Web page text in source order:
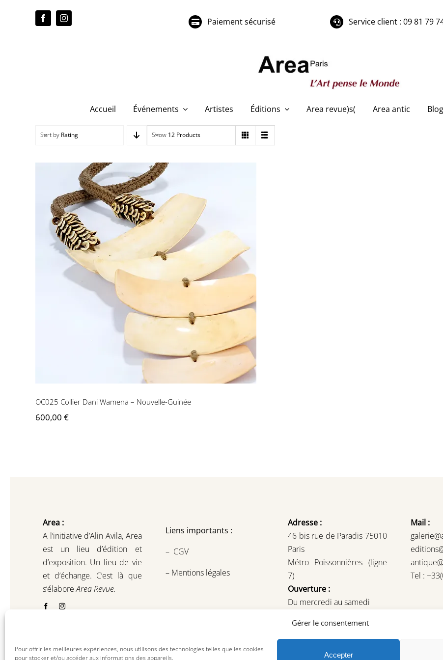
Gérer le consentement
Pour offrir les meilleures expériences, nous utilisons des technologies telles que les cookies
pour stocker et/ou accéder aux informations des appareils.
Accepter
Paiement sécurisé Service client : 09 81 79
Accueil Événements Artistes Éditions Area revue)s( Area antic Blog
Sort by Rating Show 12 Products
OC025 Collier Dani Wamena – Nouvelle-Guinée
OC025 Collier Dani Wamena – Nouvelle-Guinée
600,00 €
Area :
A l’initiative d’Alin Avila, Area
est un lieu d’édition et
d’exposition. Un lieu de vie
et d’échange. C’est là que
s’élaboreArea Revue.
Liens importants :
– CGV
–Mentions légales
Adresse :
46 bis rue de Paradis 75010
Paris
Métro Poissonnières (ligne
7)
Ouverture :
Du mercredi au samedi
ou sur rendez-vous
Mail :
Tel :